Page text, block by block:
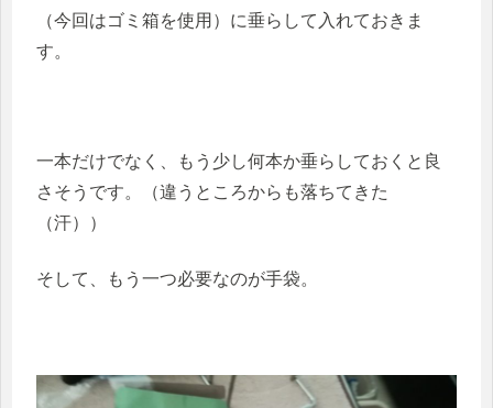
（今回はゴミ箱を使用）に垂らして入れておきま
す。
一本だけでなく、もう少し何本か垂らしておくと良
さそうです。（違うところからも落ちてきた
（汗））
そして、もう一つ必要なのが手袋。